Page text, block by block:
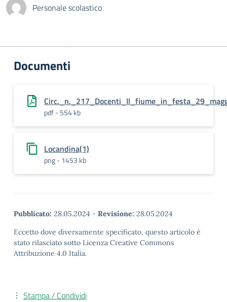
Personale scolastico
Documenti
pdf - 554 kb
Locandina(1)
png - 1453 kb
Pubblicato: 28.05.2024 - Revisione: 28.05.2024
Eccetto dove diversamente specificato, questo articolo è
stato rilasciato sotto Licenza Creative Commons
Attribuzione 4.0 Italia.
Stampa / Condividi